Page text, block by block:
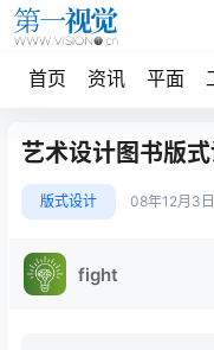
首页 资讯 平面
艺术设计图书版
版式设计 08年12月3日
fight